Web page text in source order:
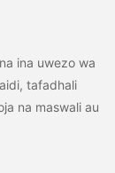
ina uwezo wa
tafadhali
na maswali au